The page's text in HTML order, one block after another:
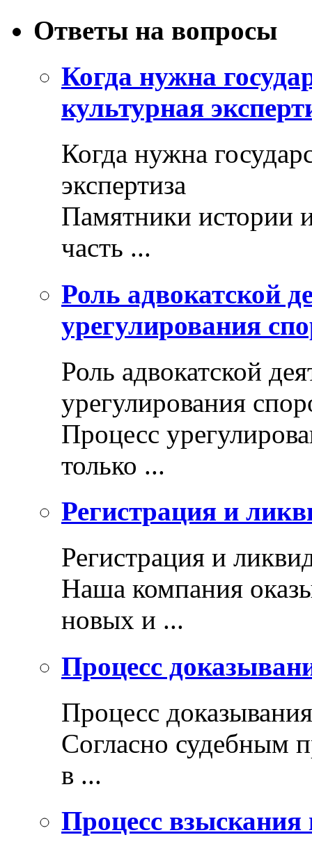
Ответы на вопросы
Когда нужна
культурная
Когда нужна
экспертиза
Памятники истории
часть ...
Роль адвокатской
урегулирования
Роль адвокатской
урегулирования
Процесс
только ...
Регистрация и
Регистрация и
Наша компания
новых и ...
Процесс
Процесс доказывания
Согласно судебным
в ...
Процесс взыскания